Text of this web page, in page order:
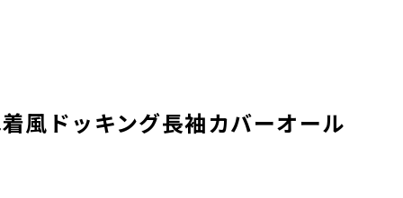
風ドッキング長袖カバーオール